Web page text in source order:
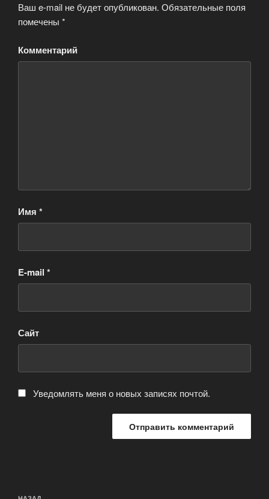
Ваш e-mail не будет опубликован. Обязательные поля
помечены *
Комментарий
Имя *
E-mail *
Сайт
Уведомлять меня о новых записях почтой.